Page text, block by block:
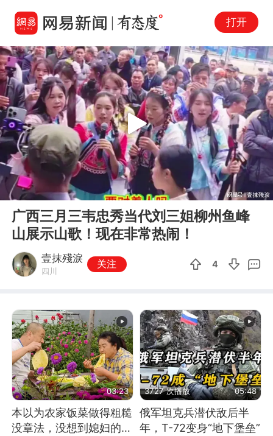
打开
00:00 12:23
Play
广西三月三韦忠秀当代刘三姐柳州鱼峰
山展示山歌！现在非常热闹！
壹抹殘淚
四川
关注 4
03:23
本以为农家饭菜做得粗糙
没章法，没想到媳妇的这
3727 次播放 05:48
俄军坦克兵潜伏敌后半
年，T-72变身“地下堡垒”